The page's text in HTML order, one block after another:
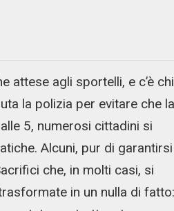
attese agli sportelli, e c’è chi
la polizia per evitare che la
5, numerosi cittadini si
Alcuni, pur di garantirsi
che, in molti casi, si
in un nulla di fatto: